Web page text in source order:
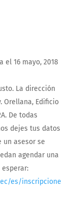
el 16 mayo, 2018
La dirección
Orellana, Edificio
De todas
dejes tus datos
un asesor se
agendar una
es/inscripcione